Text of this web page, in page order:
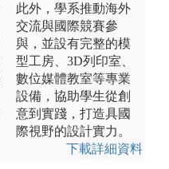
此外，學系推動海外
交流與國際競賽參
與，並設有完整的模
型工房、3D列印室、
數位媒體教室等專業
設備，協助學生從創
意到實踐，打造具國
際視野的設計實力。
下載詳細資料